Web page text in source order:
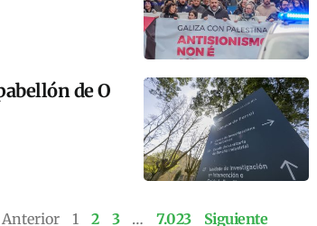
de O
Anterior 1 2 3 … 7.023 Siguiente